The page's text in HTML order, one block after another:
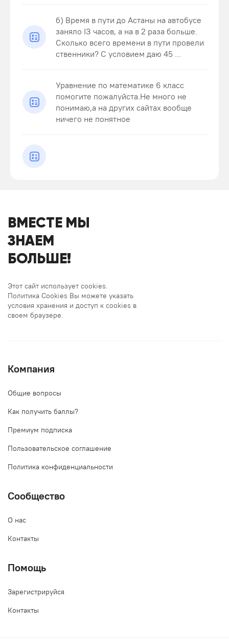
б) Время в пути до Астаны на автобусе
заняло ІЗ часов, а на в 2 раза больше.
Сколько всего времени в пути провели
ственники? С условием даю 45 ...
Уравнение по математике 6 класс
помогите пожалуйста.Не много не
понимаю,а на других сайтах вообще
ничего не понятное
ВМЕСТЕ МЫ
ЗНАЕМ
БОЛЬШЕ!
Этот сайт использует cookies.
Политика Cookies Вы можете указать
условия хранения и доступ к cookies в
своем браузере.
Компания
Общие вопросы
Как получить баллы?
Премиум подписка
Пользовательское соглашение
Политика конфиденциальности
Сообщество
О нас
Контакты
Помощь
Зарегистрируйся
Контакты